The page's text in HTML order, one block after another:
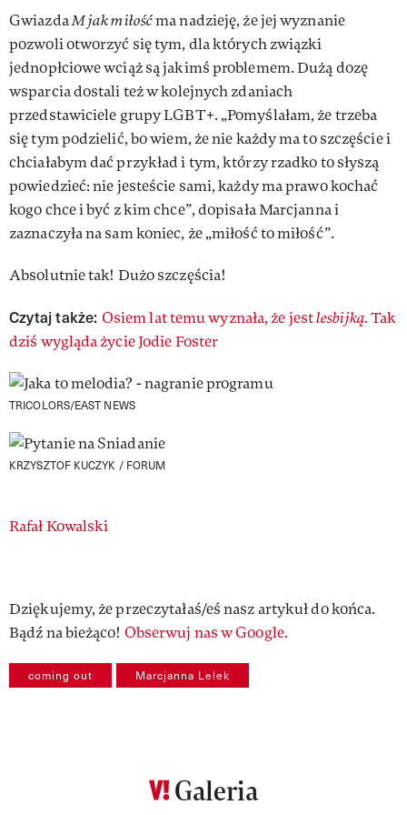
GwiazdaM jak miłośćma nadzieję, że jej wyznanie
pozwoli otworzyć się tym, dla których związki
jednopłciowe wciąż są jakimś problemem. Dużą dozę
wsparcia dostali też w kolejnych zdaniach
przedstawiciele grupy LGBT+. „Pomyślałam, że trzeba
się tym podzielić, bo wiem, że nie każdy ma to szczęście i
chciałabym dać przykład i tym, którzy rzadko to słyszą
powiedzieć: nie jesteście sami, każdy ma prawo kochać
kogo chce i być z kim chce”, dopisała Marcjanna i
zaznaczyła na sam koniec, że „miłość to miłość”.
Absolutnie tak! Dużo szczęścia!
Czytaj także: Osiem lat temu wyznała, że jestlesbijką.Tak
dziś wygląda życie Jodie Foster
TRICOLORS/EAST NEWS
KRZYSZTOF KUCZYK / FORUM
Authors
Rafał Kowalski
Dziękujemy, że przeczytałaś/eś nasz artykuł do końca.
Bądź na bieżąco! Obserwuj nas w Google.
coming out Marcjanna Lelek
Galeria